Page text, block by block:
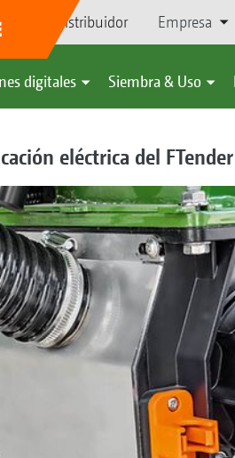
de distribuidor Empresa
digitales Siembra & Uso
eléctrica del FTender